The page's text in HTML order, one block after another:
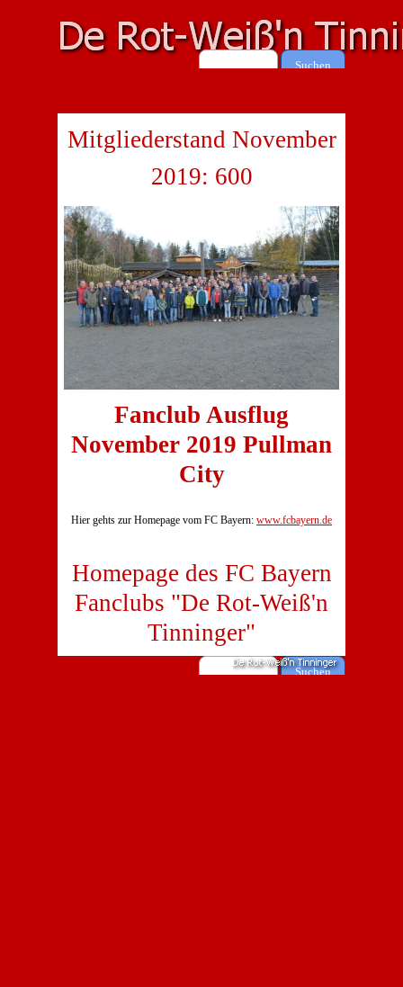
Suchen
Mitgliederstand November
2019: 600
Fanclub Ausflug
November 2019 Pullman
City
Hier gehts zur Homepage vom FC Bayern: www.fcbayern.de
Homepage des FC Bayern
Fanclubs "De Rot-Weiß'n
Tinninger"
Suchen